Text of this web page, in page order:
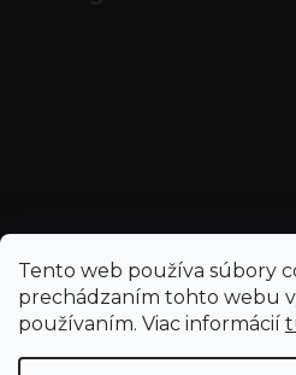
Tento web používa súbory
prechádzaním tohto webu
používaním. Viac informácií
Vytvoril Shoptet
Copyright 2026Najnapoje.sk -